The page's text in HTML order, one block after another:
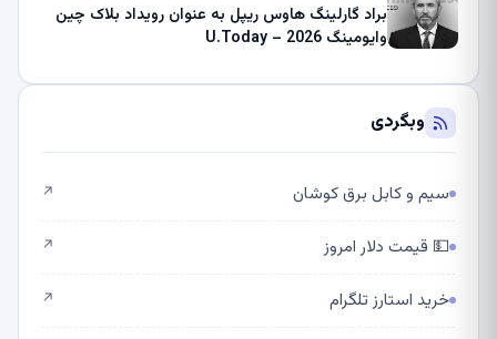
براد گارلینگ هاوس ریپل به عنوان رویداد بلاک چین
وایومینگ 2026 – U.Today
وبگردی
سیم و کابل برق کوشان ↗
💵 قیمت دلار امروز ↗
خرید استارز تلگرام ↗